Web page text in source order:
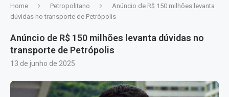
Home Petropolitano
Anúncio de R$ 150 milhões levanta
dúvidas no transporte de Petrópolis
Anúncio de R$ 150 milhões levanta dúvidas no
transporte de Petrópolis
13 de junho de 2025